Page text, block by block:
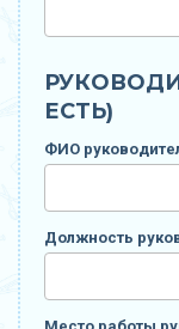
ЕСТЬ)
ФИО
Должность